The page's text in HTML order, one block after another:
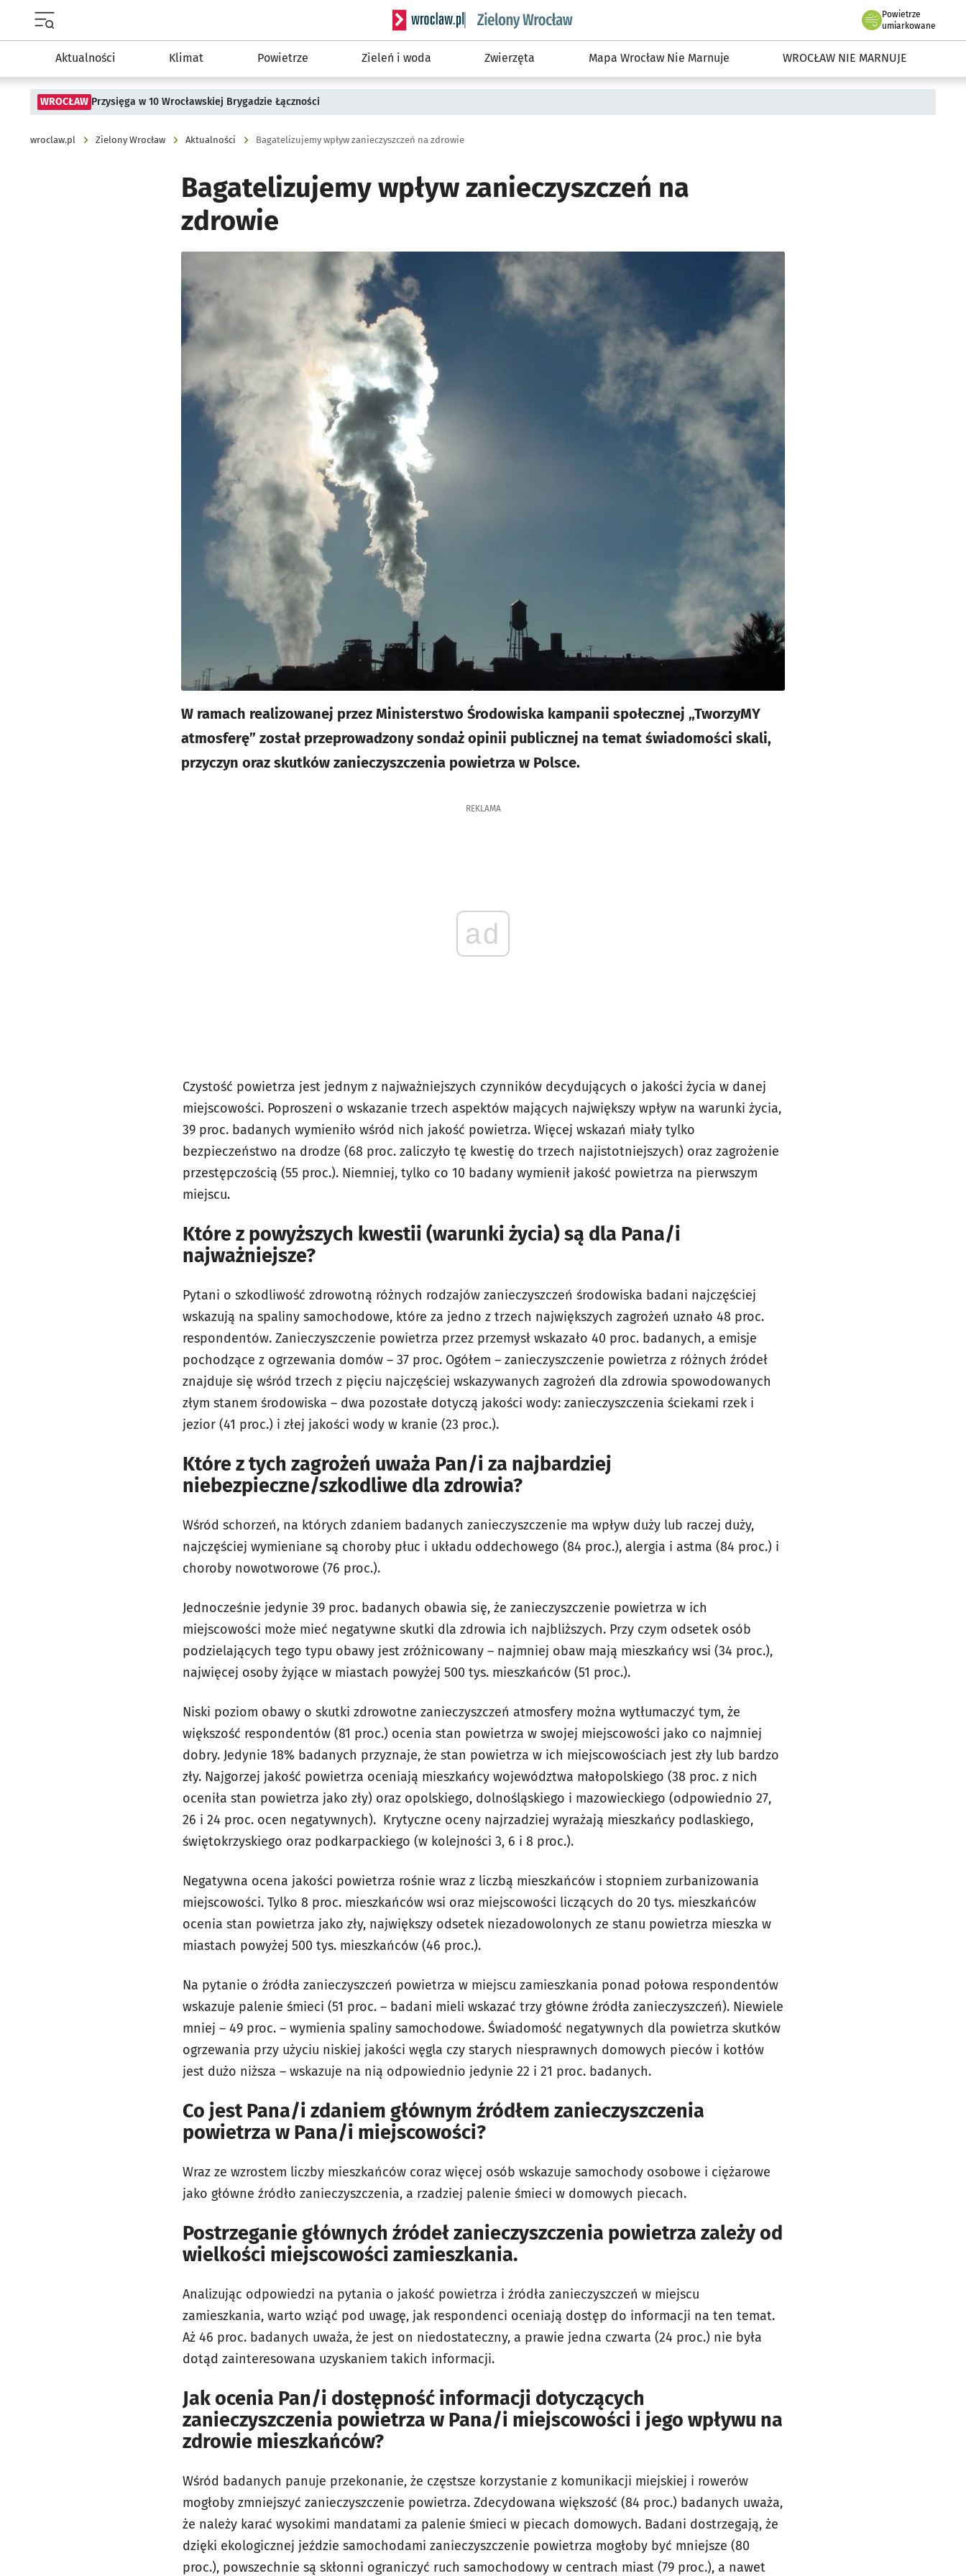
Serwis informacyjny wroclaw.pl podserwis: Środowisko we Wrocławiu
Powietrze
we Wrocławiu
umiarkowane
Aktualności Klimat Powietrze Zieleń i woda Zwierzęta Mapa Wrocław Nie Marnuje WROCŁAW NIE MARNUJE
WROCŁAW Przysięga w 10 Wrocławskiej Brygadzie Łączności
wroclaw.pl Zielony Wrocław Aktualności Bagatelizujemy wpływ zanieczyszczeń na zdrowie
Bagatelizujemy wpływ zanieczyszczeń na
zdrowie
W ramach realizowanej przez Ministerstwo Środowiska kampanii społecznej „TworzyMY
atmosferę” został przeprowadzony sondaż opinii publicznej na temat świadomości skali,
przyczyn oraz skutków zanieczyszczenia powietrza w Polsce.
REKLAMA
ad
Czystość powietrza jest jednym z najważniejszych czynników decydujących o jakości życia w danej
miejscowości. Poproszeni o wskazanie trzech aspektów mających największy wpływ na warunki życia,
39 proc. badanych wymieniło wśród nich jakość powietrza. Więcej wskazań miały tylko
bezpieczeństwo na drodze (68 proc. zaliczyło tę kwestię do trzech najistotniejszych) oraz zagrożenie
przestępczością (55 proc.). Niemniej, tylko co 10 badany wymienił jakość powietrza na pierwszym
miejscu.
Które z powyższych kwestii (warunki życia) są dla Pana/i
najważniejsze?
Pytani o szkodliwość zdrowotną różnych rodzajów zanieczyszczeń środowiska badani najczęściej
wskazują na spaliny samochodowe, które za jedno z trzech największych zagrożeń uznało 48 proc.
respondentów. Zanieczyszczenie powietrza przez przemysł wskazało 40 proc. badanych, a emisje
pochodzące z ogrzewania domów – 37 proc. Ogółem – zanieczyszczenie powietrza z różnych źródeł
znajduje się wśród trzech z pięciu najczęściej wskazywanych zagrożeń dla zdrowia spowodowanych
złym stanem środowiska – dwa pozostałe dotyczą jakości wody: zanieczyszczenia ściekami rzek i
jezior (41 proc.) i złej jakości wody w kranie (23 proc.).
Które z tych zagrożeń uważa Pan/i za najbardziej
niebezpieczne/szkodliwe dla zdrowia?
Wśród schorzeń, na których zdaniem badanych zanieczyszczenie ma wpływ duży lub raczej duży,
najczęściej wymieniane są choroby płuc i układu oddechowego (84 proc.), alergia i astma (84 proc.) i
choroby nowotworowe (76 proc.).
Jednocześnie jedynie 39 proc. badanych obawia się, że zanieczyszczenie powietrza w ich
miejscowości może mieć negatywne skutki dla zdrowia ich najbliższych. Przy czym odsetek osób
podzielających tego typu obawy jest zróżnicowany – najmniej obaw mają mieszkańcy wsi (34 proc.),
najwięcej osoby żyjące w miastach powyżej 500 tys. mieszkańców (51 proc.).
Niski poziom obawy o skutki zdrowotne zanieczyszczeń atmosfery można wytłumaczyć tym, że
większość respondentów (81 proc.) ocenia stan powietrza w swojej miejscowości jako co najmniej
dobry. Jedynie 18% badanych przyznaje, że stan powietrza w ich miejscowościach jest zły lub bardzo
zły. Najgorzej jakość powietrza oceniają mieszkańcy województwa małopolskiego (38 proc. z nich
oceniła stan powietrza jako zły) oraz opolskiego, dolnośląskiego i mazowieckiego (odpowiednio 27,
26 i 24 proc. ocen negatywnych). Krytyczne oceny najrzadziej wyrażają mieszkańcy podlaskiego,
świętokrzyskiego oraz podkarpackiego (w kolejności 3, 6 i 8 proc.).
Negatywna ocena jakości powietrza rośnie wraz z liczbą mieszkańców i stopniem zurbanizowania
miejscowości. Tylko 8 proc. mieszkańców wsi oraz miejscowości liczących do 20 tys. mieszkańców
ocenia stan powietrza jako zły, największy odsetek niezadowolonych ze stanu powietrza mieszka w
miastach powyżej 500 tys. mieszkańców (46 proc.).
Na pytanie o źródła zanieczyszczeń powietrza w miejscu zamieszkania ponad połowa respondentów
wskazuje palenie śmieci (51 proc. – badani mieli wskazać trzy główne źródła zanieczyszczeń). Niewiele
mniej – 49 proc. – wymienia spaliny samochodowe. Świadomość negatywnych dla powietrza skutków
ogrzewania przy użyciu niskiej jakości węgla czy starych niesprawnych domowych pieców i kotłów
jest dużo niższa – wskazuje na nią odpowiednio jedynie 22 i 21 proc. badanych.
Co jest Pana/i zdaniem głównym źródłem zanieczyszczenia
powietrza w Pana/i miejscowości?
Wraz ze wzrostem liczby mieszkańców coraz więcej osób wskazuje samochody osobowe i ciężarowe
jako główne źródło zanieczyszczenia, a rzadziej palenie śmieci w domowych piecach.
Postrzeganie głównych źródeł zanieczyszczenia powietrza zależy od
wielkości miejscowości zamieszkania.
Analizując odpowiedzi na pytania o jakość powietrza i źródła zanieczyszczeń w miejscu
zamieszkania, warto wziąć pod uwagę, jak respondenci oceniają dostęp do informacji na ten temat.
Aż 46 proc. badanych uważa, że jest on niedostateczny, a prawie jedna czwarta (24 proc.) nie była
dotąd zainteresowana uzyskaniem takich informacji.
Jak ocenia Pan/i dostępność informacji dotyczących
zanieczyszczenia powietrza w Pana/i miejscowości i jego wpływu na
zdrowie mieszkańców?
Wśród badanych panuje przekonanie, że częstsze korzystanie z komunikacji miejskiej i rowerów
mogłoby zmniejszyć zanieczyszczenie powietrza. Zdecydowana większość (84 proc.) badanych uważa,
że należy karać wysokimi mandatami za palenie śmieci w piecach domowych. Badani dostrzegają, że
dzięki ekologicznej jeździe samochodami zanieczyszczenie powietrza mogłoby być mniejsze (80
proc.), powszechnie są skłonni ograniczyć ruch samochodowy w centrach miast (79 proc.), a nawet